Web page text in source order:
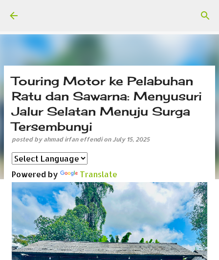
Touring Motor ke Pelabuhan
Ratu dan Sawarna: Menyusuri
Jalur Selatan Menuju Surga
Tersembunyi
posted by ahmad irfan effendi onJuly 15, 2025
Powered by Translate